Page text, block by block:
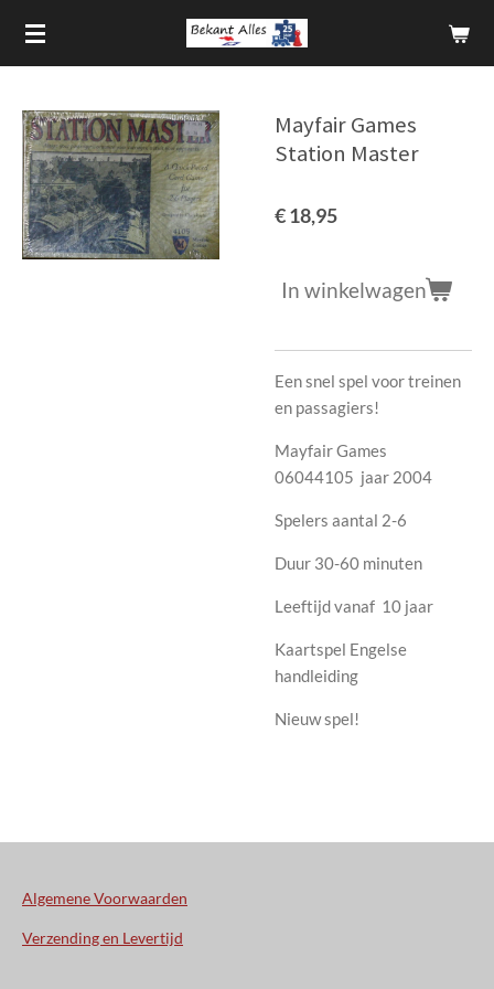
Ga
direct
hoofdinhoud
Mayfair Games
Station Master
€ 18,95
In winkelwagen
Een snel spel voor treinen
en passagiers!
Mayfair Games
06044105 jaar 2004
Spelers aantal 2-6
Duur 30-60 minuten
Leeftijd vanaf 10 jaar
Kaartspel Engelse
handleiding
Nieuw spel!
Algemene Voorwaarden
Verzending en Levertijd